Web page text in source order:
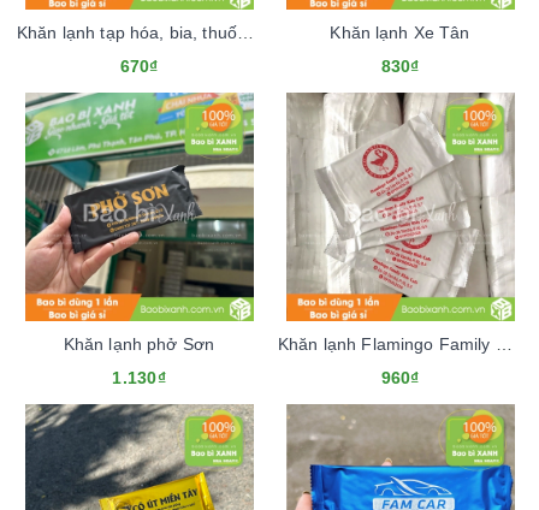
Khăn lạnh tạp hóa, bia, thuốc tây Khánh Dương
670₫
Khăn lạnh Xe Tân
830₫
Khăn lạnh phở Sơn
1.130₫
960₫